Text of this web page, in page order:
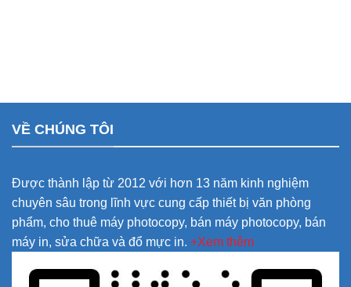
VỀ CHÚNG TÔI
Được thành lập từ 2012 với hơn 13 năm kinh nghiệm
chuyên sâu trong lĩnh vực cung cấp thiết bị văn phòng
phẩm, cho thuê máy photocopy, bán máy photocopy, bán
máy in, sửa chữa và đổ mực in. +Xem thêm